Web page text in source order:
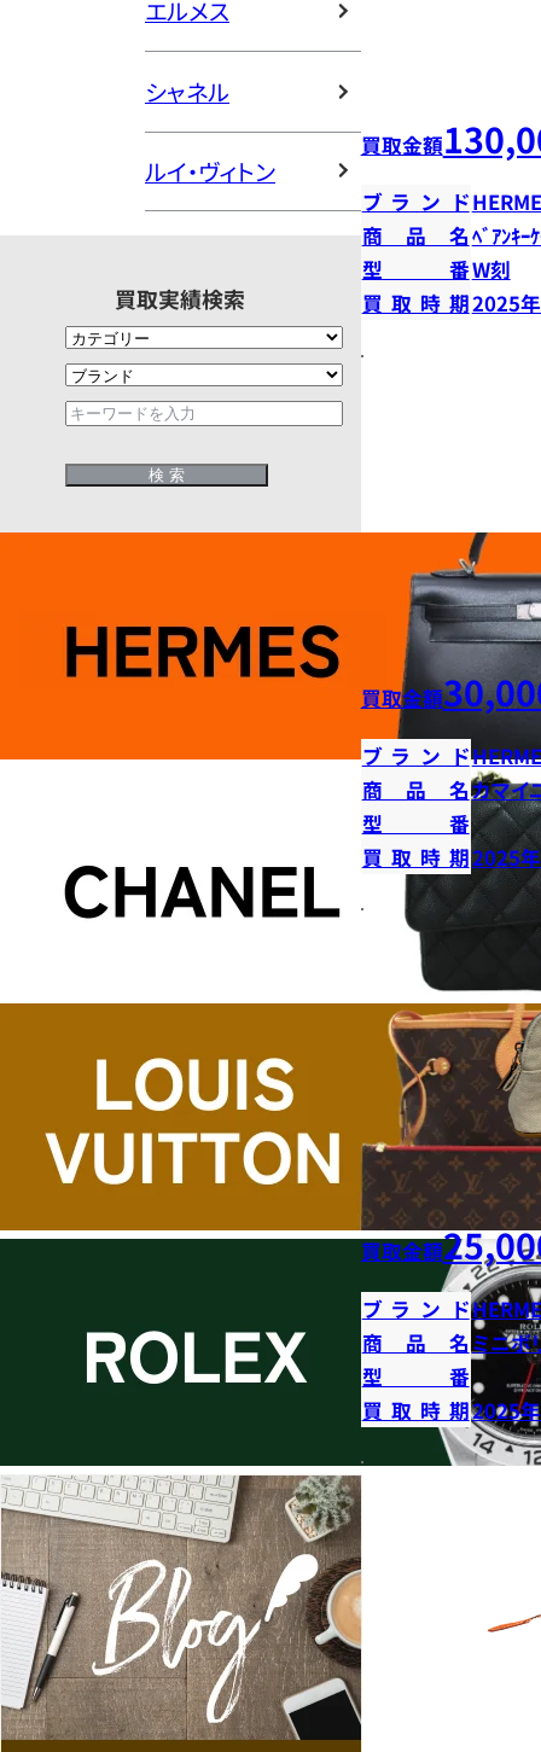
エルメス
シャネル
ルイ・ヴィトン
買取実績検索
買取金額
ブランド
商品名ﾍﾞｱﾝｷｰ
型番W刻
買取時期2025
買取金額
ブランド
商品名カマイ
型番
買取時期2025
買取金額
ブランド
商品名 ミニボ
型番
買取時期2025